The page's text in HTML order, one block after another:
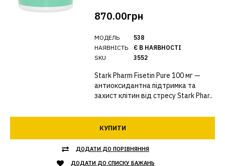
870.00грн
МОДЕЛЬ
НАЯВНІСТЬ
SKU
538
Є В НАЯВНОСТІ
3552
Stark Pharm Fisetin Pure 100 мг —
антиоксидантна підтримка та
захист клітин від стресу Stark Phar..
КУПИТИ
ДОДАТИ ДО ПОРІВНЯННЯ
ДОДАТИ ДО СПИСКУ БАЖАНЬ